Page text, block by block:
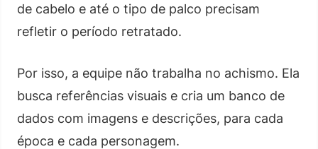
de cabelo e até o tipo de palco precisam
refletir o período retratado.
Por isso, a equipe não trabalha no achismo. Ela
busca referências visuais e cria um banco de
dados com imagens e descrições, para cada
época e cada personagem.